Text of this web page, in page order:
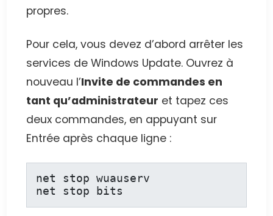
propres.
Pour cela, vous devez d’abord arrêter les
services de Windows Update. Ouvrez à
nouveau l’Invite de commandes en
tant qu’administrateur et tapez ces
deux commandes, en appuyant sur
Entrée après chaque ligne :
net stop wuauserv
net stop bits